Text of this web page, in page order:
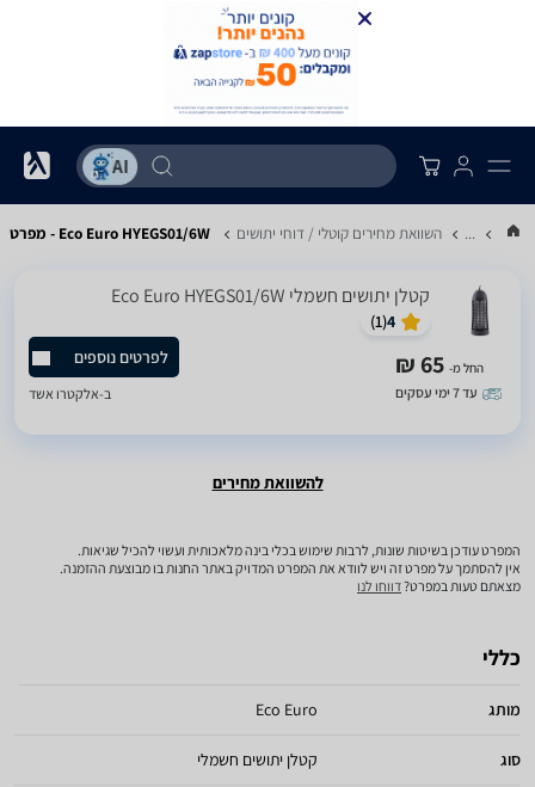
... השוואת מחירים קוטלי / דוחי יתושים Eco Euro HYEGS01/6W - מפרט
‏קטלן יתושים חשמלי Eco Euro HYEGS01/6W
4
(
1
)
החל מ- 65 ₪
עד 7 ימי עסקים
לפרטים נוספים
ב-אלקטרו אשד
להשוואת מחירים
המפרט עודכן בשיטות שונות, לרבות שימוש בכלי בינה מלאכותית ועשוי להכיל שגיאות.
אין להסתמך על מפרט זה ויש לוודא את המפרט המדויק באתר החנות בו מבוצעת ההזמנה.
מצאתם טעות במפרט?דווחו לנו
כללי
מותג Eco Euro
סוג קטלן יתושים חשמלי